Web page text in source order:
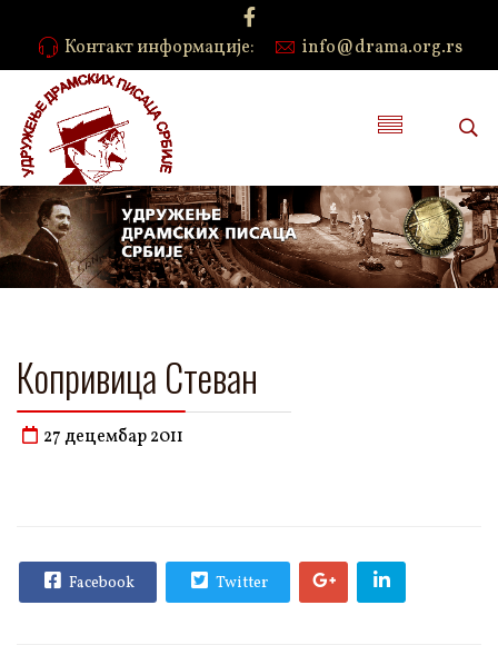
Контакт информације: info@drama.org.rs
Копривица Стеван
27 децембар 2011
Facebook Twitter